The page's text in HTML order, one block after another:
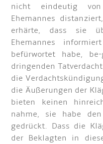
nicht eindeutig
Ehemannes
erhärte, dass sie
Ehemannes
befürwortet habe,
dringenden
die
die Äußerungen der
bieten keinen
nahme, sie habe den
gedrückt. Dass die
der Beklagten in